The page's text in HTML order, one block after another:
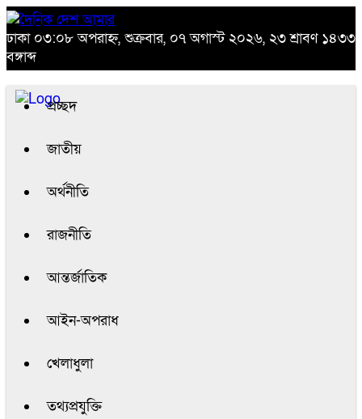
ঢাকা ০৩:০৮ অপরাহ্ন, শুক্রবার, ০৭ অগাস্ট ২০২৬, ২৩ শ্রাবণ ১৪৩৩
বঙ্গাব্দ
প্রচ্ছদ
জাতীয়
অর্থনীতি
রাজনীতি
আন্তর্জাতিক
আইন-অপরাধ
খেলাধুলা
তথ্যপ্রযুক্তি